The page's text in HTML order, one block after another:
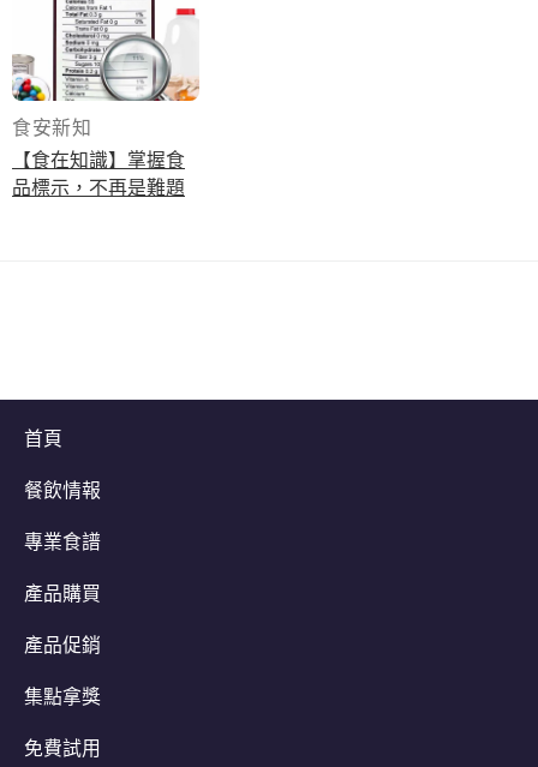
食安新知
【食在知識】掌握食
品標示，不再是難題
首頁
餐飲情報
專業食譜
產品購買
產品促銷
集點拿獎
免費試用